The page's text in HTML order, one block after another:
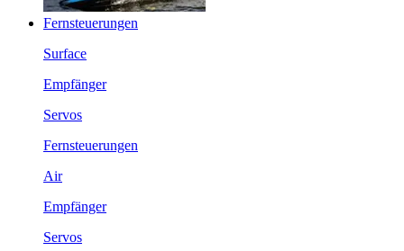
Fernsteuerungen
Surface
Empfänger
Servos
Fernsteuerungen
Air
Empfänger
Servos